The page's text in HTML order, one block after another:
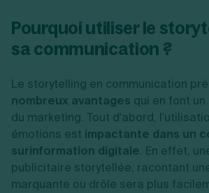
Pourquoi utiliser le
sa communication ?
Le storytelling en communication
nombreux avantages qui en font
du marketing. Tout d'abord,
émotions est impactante dans un
surinformation digitale. En effet,
publicitaire storytellée, racontant
marquante ou drôle sera plus